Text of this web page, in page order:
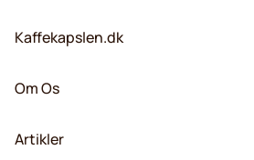
Kaffekapslen.dk
Om Os
Artikler